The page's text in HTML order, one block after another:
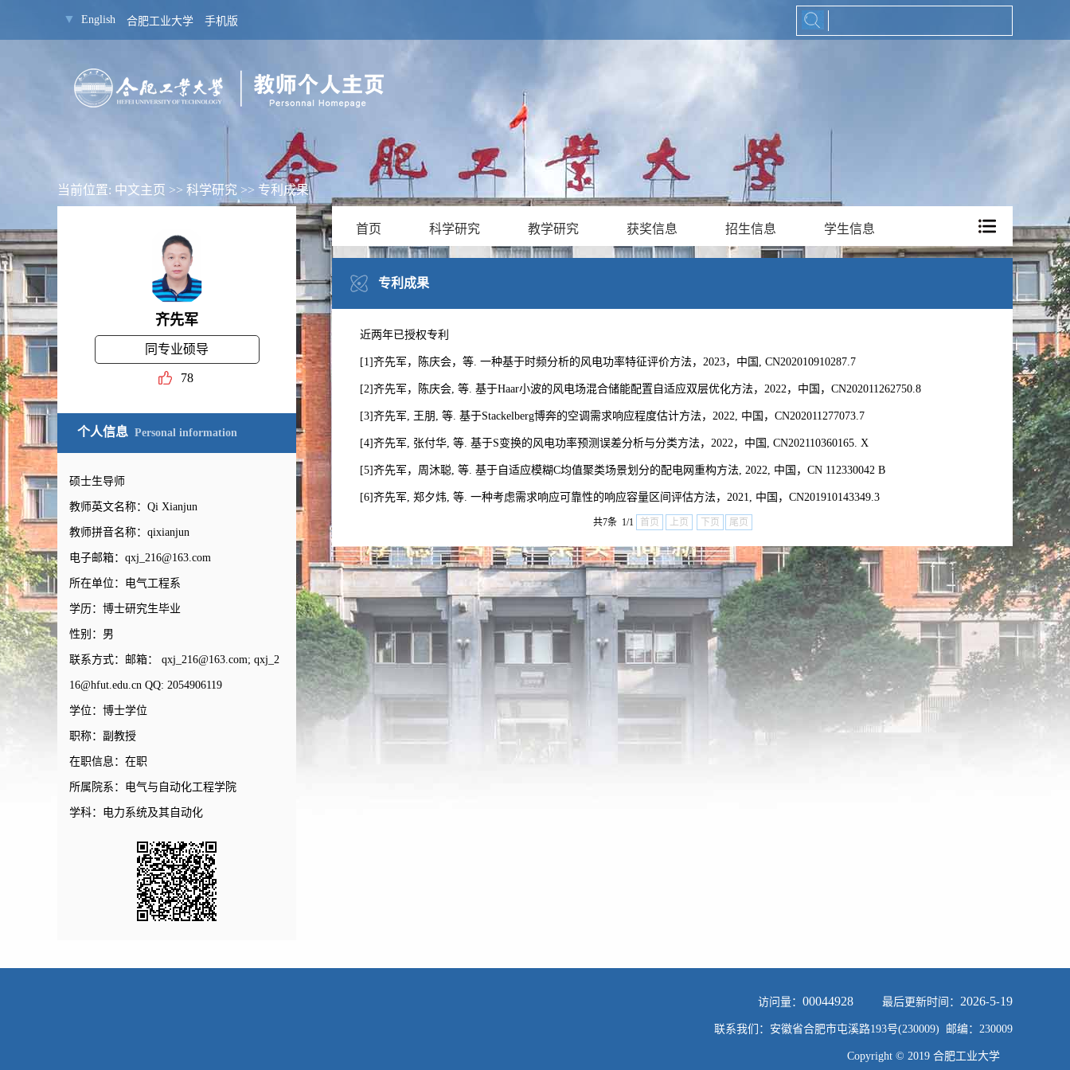
▼ English 合肥工业大学 手机版
当前位置: 中文主页 >> 科学研究 >> 专利成果
齐先军
同专业硕导
78
个人信息 Personal information
硕士生导师
教师英文名称：Qi Xianjun
教师拼音名称：qixianjun
电子邮箱： qxj_216@163.com
所在单位：电气工程系
学历：博士研究生毕业
性别：男
联系方式：邮箱： qxj_216@163.com; qxj_2
16@hfut.edu.cn QQ: 2054906119
学位：博士学位
职称：副教授
在职信息：在职
所属院系：电气与自动化工程学院
学科：电力系统及其自动化
首页 科学研究 教学研究 获奖信息 招生信息 学生信息
专利成果
近两年已授权专利
[1]齐先军，陈庆会，等. 一种基于时频分析的风电功率特征评价方法，2023，中国, CN202010910287.7
[2]齐先军，陈庆会, 等. 基于Haar小波的风电场混合储能配置自适应双层优化方法，2022，中国，CN202011262750.8
[3]齐先军, 王朋, 等. 基于Stackelberg博奔的空调需求响应程度估计方法，2022, 中国，CN202011277073.7
[4]齐先军, 张付华, 等. 基于S变换的风电功率预测误差分析与分类方法，2022，中国, CN202110360165. X
[5]齐先军，周沐聪, 等. 基于自适应模糊C均值聚类场景划分的配电网重构方法, 2022, 中国，CN 112330042 B
[6]齐先军, 郑夕炜, 等. 一种考虑需求响应可靠性的响应容量区间评估方法，2021, 中国，CN201910143349.3
共7条 1/1 首页 上页 下页 尾页
访问量： 00044928 最后更新时间： 2026-5-19
联系我们：安徽省合肥市屯溪路193号(230009) 邮编：230009
Copyright © 2019 合肥工业大学